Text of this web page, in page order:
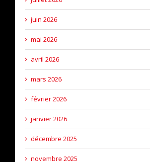
juin 2026
mai 2026
avril 2026
mars 2026
février 2026
janvier 2026
décembre 2025
novembre 2025